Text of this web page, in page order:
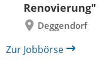
Renovierung"
Deggendorf
Zur Jobbörse